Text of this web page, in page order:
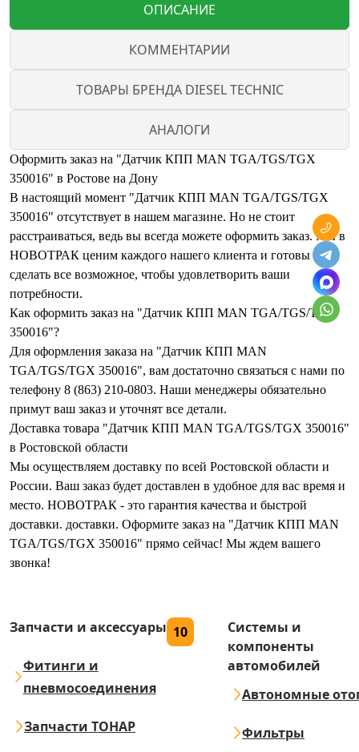
ОПИСАНИЕ
КОММЕНТАРИИ
ТОВАРЫ БРЕНДА DIESEL TECHNIC
АНАЛОГИ
Оформить заказ на "Датчик КПП MAN TGA/TGS/TGX
350016" в Ростове на Дону
В настоящий момент "Датчик КПП MAN TGA/TGS/TGX
350016" отсутствует в нашем магазине. Но не стоит
расстраиваться, ведь вы всегда можете оформить заказ. Мы в
НОВОТРАК ценим каждого нашего клиента и готовы
сделать все возможное, чтобы удовлетворить ваши
потребности.
Как оформить заказ на "Датчик КПП MAN TGA/TGS/TGX
350016"?
Для оформления заказа на "Датчик КПП MAN
TGA/TGS/TGX 350016", вам достаточно связаться с нами по
телефону 8 (863) 210-0803. Наши менеджеры обязательно
примут ваш заказ и уточнят все детали.
Доставка товара "Датчик КПП MAN TGA/TGS/TGX 350016"
в Ростовской области
Мы осуществляем доставку по всей Ростовской области и
России. Ваш заказ будет доставлен в удобное для вас время и
место. НОВОТРАК - это гарантия качества и быстрой
доставки. доставки. Оформите заказ на "Датчик КПП MAN
TGA/TGS/TGX 350016" прямо сейчас! Мы ждем вашего
звонка!
Запчасти и аксессуары 10
Фитинги и
пневмосоединения
Запчасти ТОНАР
Системы и
компоненты
автомобилей
Автономные
Фильтры